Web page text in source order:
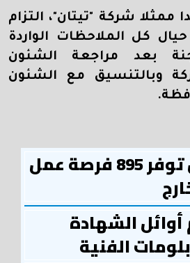
ممثلا شركة "تيتان"، التزام
كل الملاحظات الواردة
بعد مراجعة الشئون
وبالتنسيق مع الشئون
مديرية العمل توفر 895 فرصة عمل
الشهادة
الفنية